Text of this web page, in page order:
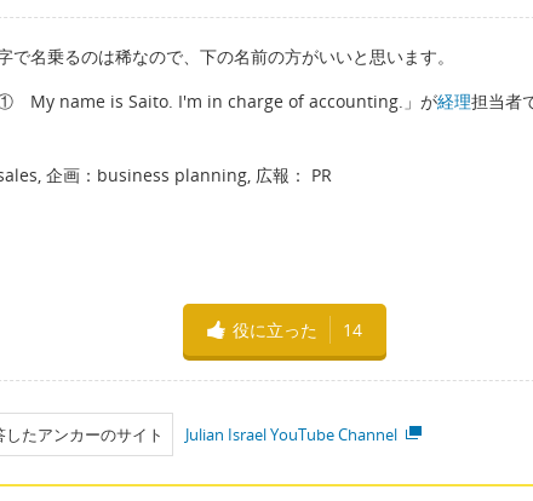
で名乗るのは稀なので、下の名前の方がいいと思います。
① My name is Saito. I'm in charge of accounting.」が経理担当者
sales, 企画：business planning, 広報： PR
役に立った 14
したアンカーのサイト Julian Israel YouTube Channel